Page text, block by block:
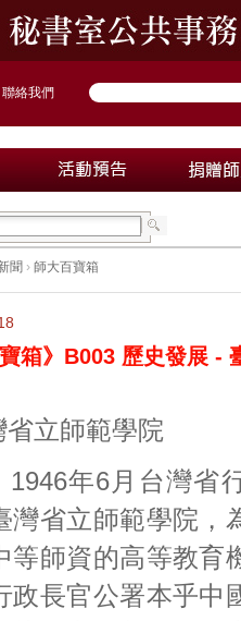
聯絡我們
聞 › 師大百寶箱
箱》B003 歷史發展 -
省立師範學院
年6月台灣省
灣省立師範學院，
等師資的高等教育
政長官公署本乎中